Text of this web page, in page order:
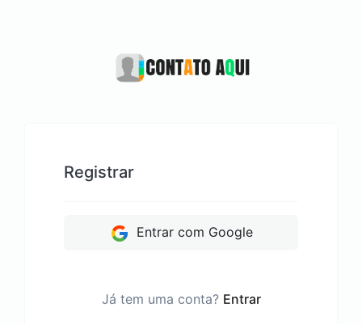
Registrar
Entrar com Google
Já tem uma conta? Entrar